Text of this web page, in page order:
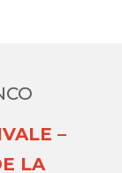
–
LA